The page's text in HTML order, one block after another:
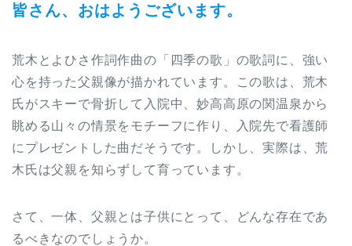
皆さん、おはようございます。
荒木とよひさ作詞作曲の「四季の歌」の歌詞に、強い
心を持った父親像が描かれています。この歌は、荒木
氏がスキーで骨折して入院中、妙高高原の関温泉から
眺める山々の情景をモチーフに作り、入院先で看護師
にプレゼントした曲だそうです。しかし、実際は、荒
木氏は父親を知らずして育っています。
さて、一体、父親とは子供にとって、どんな存在であ
るべきなのでしょうか。